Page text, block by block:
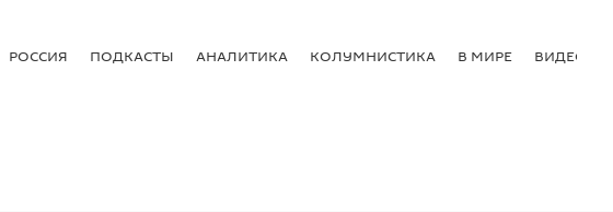
РОССИЯ ПОДКАСТЫ АНАЛИТИКА КОЛУМНИСТИКА В МИРЕ ВИДЕО